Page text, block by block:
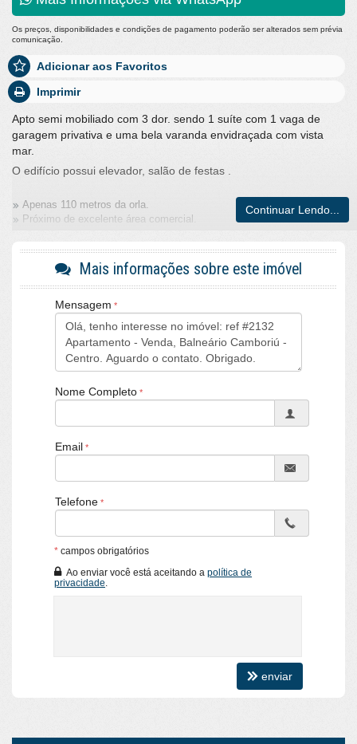
Os preços, disponibilidades e condições de pagamento poderão ser alterados sem prévia
comunicação.
Adicionar aos Favoritos
Imprimir
Apto semi mobiliado com 3 dor. sendo 1 suíte com 1 vaga de
garagem privativa e uma bela varanda envidraçada com vista
mar.
O edifício possui elevador, salão de festas .
Apenas 110 metros da orla.
Próximo de excelente área comercial.
Sala para 2 Ambientes
Piso Porcelanato
Vista Mar
Acabamento em Gesso
Características do Empreendimento
Acessibilidade para PNE
Continuar Lendo...
Mais informações sobre este imóvel
Mensagem
Nome Completo
Email
Telefone
* campos obrigatórios
Ao enviar você está aceitando a política de
privacidade
enviar